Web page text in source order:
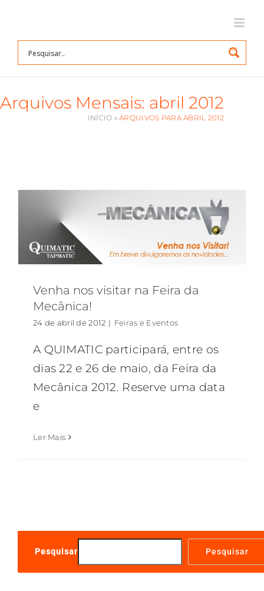
conteúdo
Arquivos Mensais: abril 2012
INÍCIO »ARQUIVOS PARA ABRIL 2012
Venha nos visitar na Feira da
Mecânica!
24 de abril de 2012 | Feiras e Eventos
A QUIMATIC participará, entre os
dias 22 e 26 de maio, da Feira da
Mecânica 2012. Reserve uma data
e
Ler Mais
Pesquisar Pesquisar